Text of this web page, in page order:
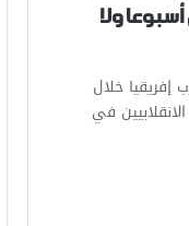
ولا
إفريقيا خلال
في